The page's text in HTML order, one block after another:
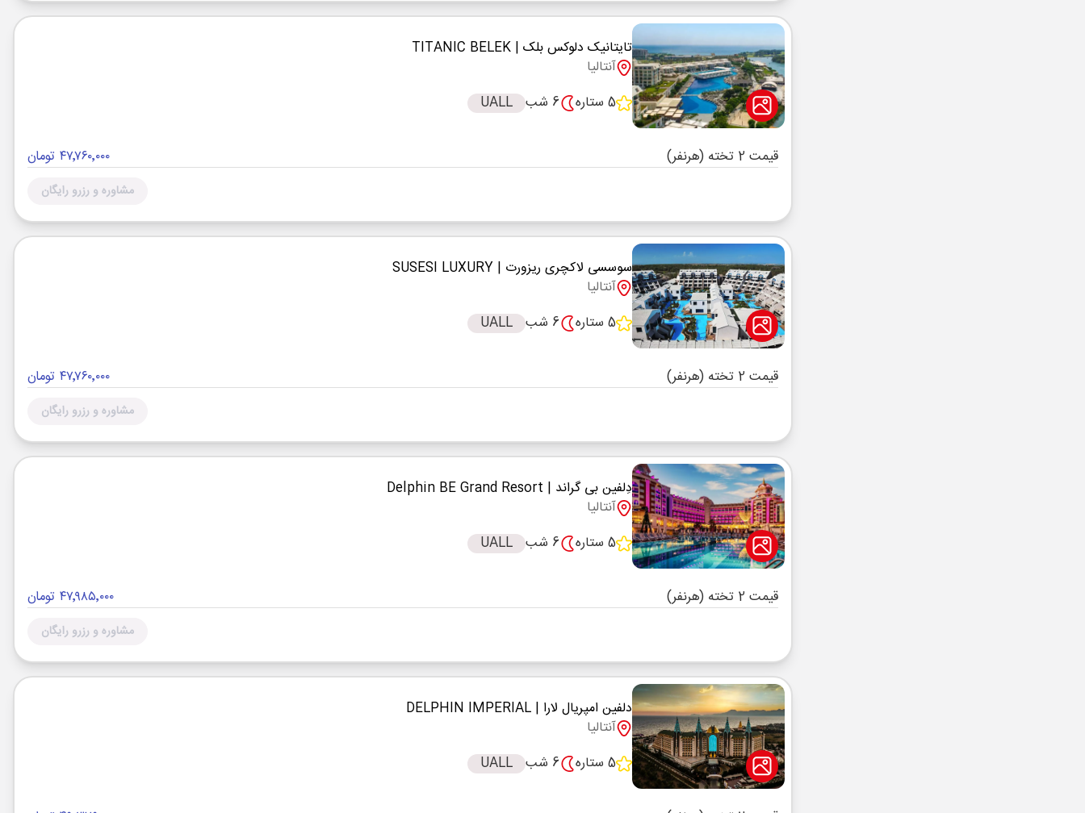
تایتانیک دلوکس بلک | TITANIC BELEK
آنتالیا
5 ستاره
6 شب UALL
قیمت 2 تخته (هرنفر) ۴۷٬۷۶۰٬۰۰۰ تومان
مشاوره و رزرو رایگان
سوسسی لاکچری ریزورت | SUSESI LUXURY
آنتالیا
5 ستاره
6 شب UALL
قیمت 2 تخته (هرنفر) ۴۷٬۷۶۰٬۰۰۰ تومان
مشاوره و رزرو رایگان
دِلفین بی گراند | Delphin BE Grand Resort
آنتالیا
5 ستاره
6 شب UALL
قیمت 2 تخته (هرنفر) ۴۷٬۹۸۵٬۰۰۰ تومان
مشاوره و رزرو رایگان
دلفین امپریال لارا | DELPHIN IMPERIAL
آنتالیا
5 ستاره
6 شب UALL